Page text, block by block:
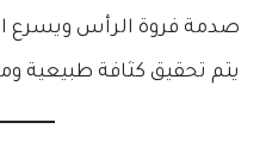
صدمة فروة الرأس ويسرع
يتم تحقيق كثافة طبيعية